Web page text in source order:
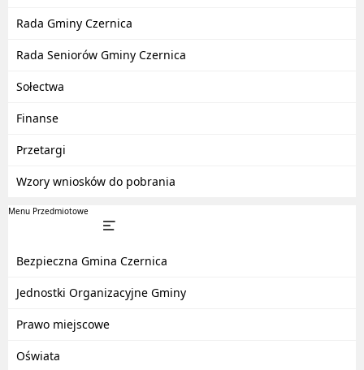
Rada Gminy Czernica
Rada Seniorów Gminy Czernica
Sołectwa
Finanse
Przetargi
Wzory wniosków do pobrania
Menu Przedmiotowe
Bezpieczna Gmina Czernica
Jednostki Organizacyjne Gminy
Prawo miejscowe
Oświata